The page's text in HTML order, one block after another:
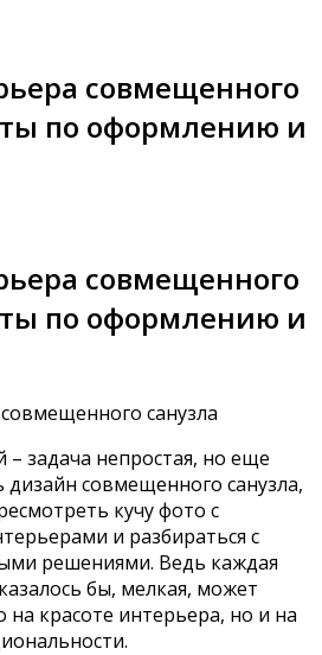
совмещенного
по оформлению и
совмещенного
по оформлению и
– задача непростая, но еще
дизайн совмещенного санузла,
кучу фото с
и разбираться с
решениями. Ведь каждая
бы, мелкая, может
на красоте интерьера, но и на